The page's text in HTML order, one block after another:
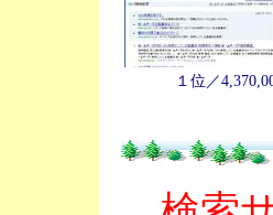
１位／